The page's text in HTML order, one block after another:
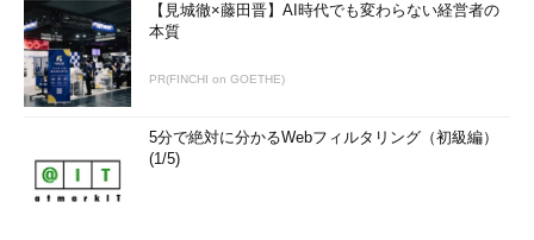
【見城徹×藤田晋】AI時代でも変わらない経営者の
本質
PR(FINCHI on GOETHE)
5分で絶対に分かるWebフィルタリング（初級編）
(1/5)